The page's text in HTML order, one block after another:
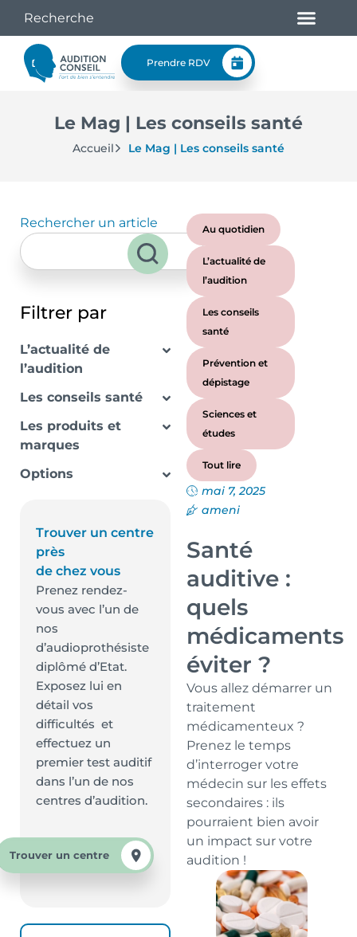
Prendre RDV
Le Mag | Les conseils santé
Accueil Le Mag | Les conseils santé
Rechercher un article
Filtrer par
L’actualité de
l’audition
Les conseils santé
Les produits et
marques
Options
Trouver un centre
près
de chez vous
Prenez rendez-
vous avec l’un de
nos
d’audioprothésiste
diplômé d’Etat.
Exposez lui en
détail vos
difficultés et
effectuez un
premier test auditif
dans l’un de nos
centres d’audition.
Trouver un centre
Au quotidien
L’actualité de
l’audition
Les conseils
santé
Prévention et
dépistage
Sciences et
études
Tout lire
mai 7, 2025
ameni
Santé
auditive :
quels
médicaments
éviter ?
Vous allez démarrer un
traitement
médicamenteux ?
Prenez le temps
d’interroger votre
médecin sur les effets
secondaires : ils
pourraient bien avoir
un impact sur votre
audition !